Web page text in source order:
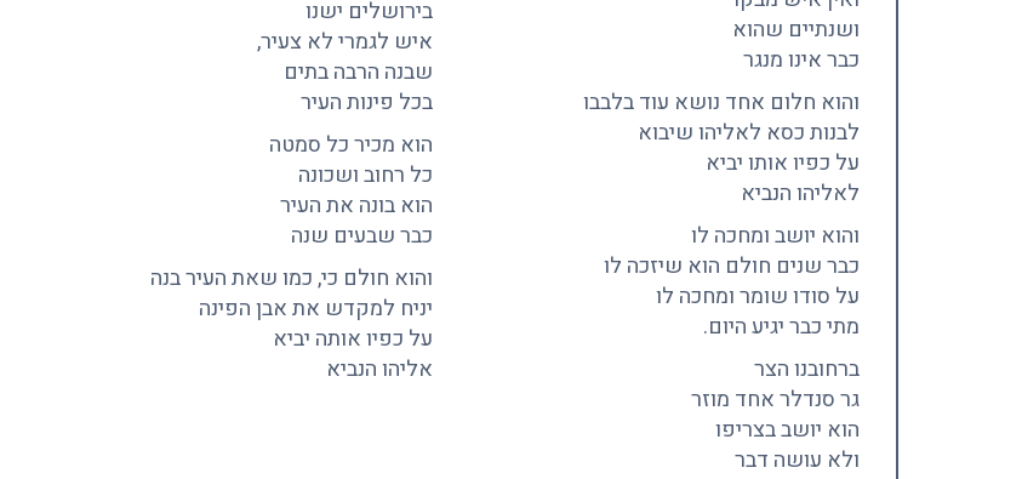
ושנתיים שהוא
כבר אינו מנגר
והוא חלום אחד נושא עוד בלבבו
לבנות כסא לאליהו שיבוא
על כפיו אותו יביא
לאליהו הנביא
והוא יושב ומחכה לו
כבר שנים חולם הוא שיזכה לו
על סודו שומר ומחכה לו
מתי כבר יגיע היום.
ברחובנו הצר
גר סנדלר אחד מוזר
הוא יושב בצריפו
ולא עושה דבר
בירושלים ישנו
איש לגמרי לא צעיר,
שבנה הרבה בתים
בכל פינות העיר
הוא מכיר כל סמטה
כל רחוב ושכונה
הוא בונה את העיר
כבר שבעים שנה
והוא חולם כי, כמו שאת העיר בנה
יניח למקדש את אבן הפינה
על כפיו אותה יביא
אליהו הנביא